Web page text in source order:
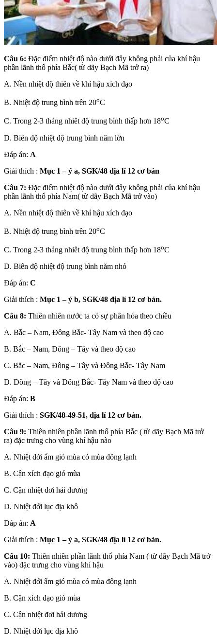
Câu 6: Đặc điểm nhiệt độ nào dưới đây không phải của khí hậu
phần lãnh thổ phía Bắc( từ dãy Bạch Mã trở ra)
A. Nền nhiệt độ thiên về khí hậu xích đạo
B. Nhiệt độ trung bình trên 20oC
C. Trong 2-3 tháng nhiêt độ trung bình thấp hơn 18oC
D. Biên độ nhiệt độ trung bình năm lớn
Đáp án: A
Giải thích : Mục 1 – ý a, SGK/48 địa lí 12 cơ bản
Câu 7: Đặc điểm nhiệt độ nào dưới đây không phải của khí hậu
phần lãnh thổ phía Nam( từ dãy Bạch Mã trở vào)
A. Nền nhiệt độ thiên về khí hậu xích đạo
B. Nhiệt độ trung bình trên 20oC
C. Trong 2-3 tháng nhiêt độ trung bình thấp hơn 18oC
D. Biên độ nhiệt độ trung bình năm nhỏ
Đáp án: C
Giải thích : Mục 1 – ý b, SGK/48 địa lí 12 cơ bản.
Câu 8: Thiên nhiên nước ta có sự phân hóa theo chiều
A. Bắc – Nam, Đông Bắc- Tây Nam và theo độ cao
B. Bắc – Nam, Đông – Tây và theo độ cao
C. Bắc – Nam, Đông – Tây và Đông Bắc- Tây Nam
D. Đông – Tây và Đông Bắc- Tây Nam và theo độ cao
Đáp án: B
Giải thích : SGK/48-49-51, địa lí 12 cơ bản.
Câu 9: Thiên nhiên phần lãnh thổ phía Bắc ( từ dãy Bạch Mã trở
ra) đặc trưng cho vùng khí hậu nào
A. Nhiệt đới ẩm gió mùa có mùa đông lạnh
B. Cận xích đạo gió mùa
C. Cận nhiệt đơi hải dương
D. Nhiệt đới lục địa khô
Đáp án: A
Giải thích : Mục 1 – ý a, SGK/48 địa lí 12 cơ bản.
Câu 10: Thiên nhiên phần lãnh thổ phía Nam ( từ dãy Bạch Mã trở
vào) đặc trưng cho vùng khí hậu
A. Nhiệt đới ẩm gió mùa có mùa đông lạnh
B. Cận xích đạo gió mùa
C. Cận nhiệt đơi hải dương
D. Nhiệt đới lục địa khô